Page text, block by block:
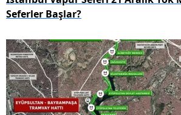
Seferler Başlar?